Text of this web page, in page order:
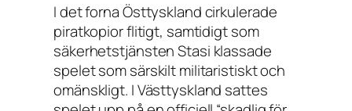
I det forna Östtyskland cirkulerade
piratkopior flitigt, samtidigt som
säkerhetstjänsten Stasi klassade
spelet som särskilt militaristiskt och
omänskligt. I Västtyskland sattes